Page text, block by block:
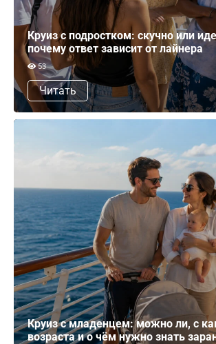
Круиз с подростком: скучно или
почему ответ зависит от лайнера
53
Читать
Круиз с младенцем: можно ли, с
возраста и о чём нужно знать